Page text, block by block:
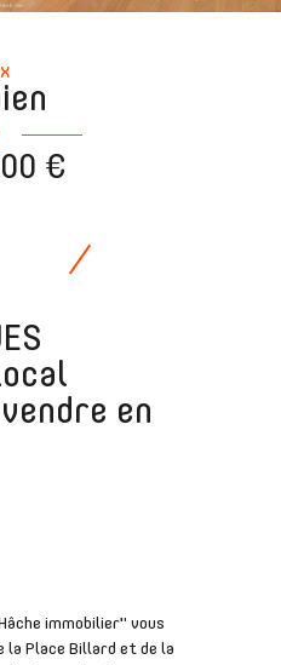
en
immobilier" vous
la Place Billard et de la
€